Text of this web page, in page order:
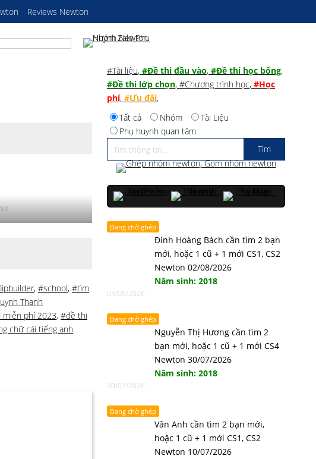
Reviews Newton
, #school, #tìm
Thanh
miễn phí 2023, #đề thi
chữ cái tiếng anh
#Tài liệu, #Đề thi đầu vào, #Đề thi học bổng,
#Đề thi lớp chọn, #Chương trình học, #Học
phí, #Ưu đãi,
Tất cả
Nhóm
Tài Liệu
Phụ huynh quan tâm
Đang chờ ghép
Đinh Hoàng Bách cần tìm 2 bạn
mới, hoặc 1 cũ + 1 mới CS1, CS2
Newton 02/08/2026
Năm sinh: 2018
03/08/2026
Đang chờ ghép
Nguyễn Thị Hương cần tìm 2
bạn mới, hoặc 1 cũ + 1 mới CS4
Newton 30/07/2026
Năm sinh: 2018
30/07/2026
Đang chờ ghép
Vân Anh cần tìm 2 bạn mới,
hoặc 1 cũ + 1 mới CS1, CS2
Newton 10/07/2026